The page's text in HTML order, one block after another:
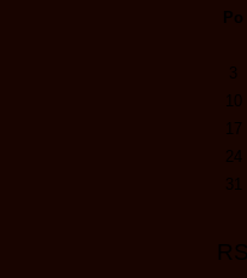
Po
3
17
24
31